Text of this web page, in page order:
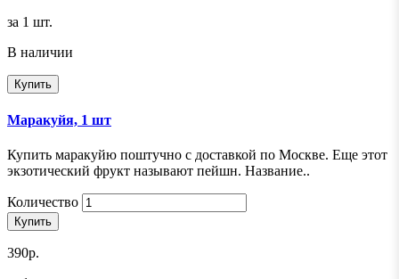
за 1 шт.
В наличии
Купить
Маракуйя, 1 шт
Купить маракуйю поштучно с доставкой по Москве. Еще этот
экзотический фрукт называют пейшн. Название..
Количество
Купить
390р.